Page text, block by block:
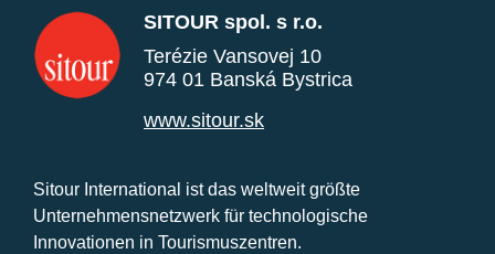
SITOUR spol. s r.o.
Terézie Vansovej 10
974 01 Banská Bystrica
www.sitour.sk
Sitour International ist das weltweit größte
Unternehmensnetzwerk für technologische
Innovationen in Tourismuszentren.